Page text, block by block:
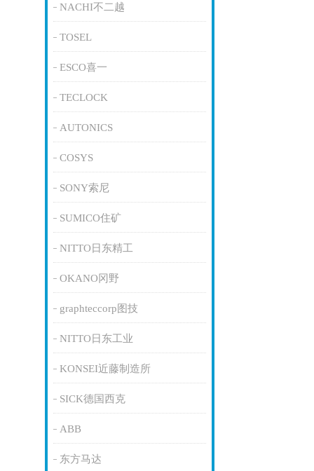
NACHI不二越
TOSEL
ESCO喜一
TECLOCK
AUTONICS
COSYS
SONY索尼
SUMICO住矿
NITTO日东精工
OKANO冈野
graphteccorp图技
NITTO日东工业
KONSEI近藤制造所
SICK德国西克
ABB
东方马达